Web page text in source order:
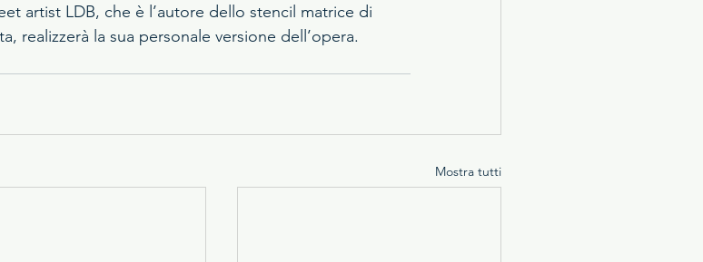
artist LDB, che è l’autore dello stencil matrice di
realizzerà la sua personale versione dell’opera.
Mostra tutti